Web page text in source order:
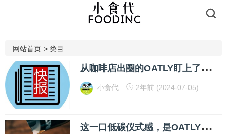
网站首页 > 类目
从
咖啡店出圈的OATLY盯上了居家场景，我们和大中华区总裁聊了聊
小食代 2年前 (2024-07-05)
这
一口低碳仪式感，是OATLY燕麦拿铁给的